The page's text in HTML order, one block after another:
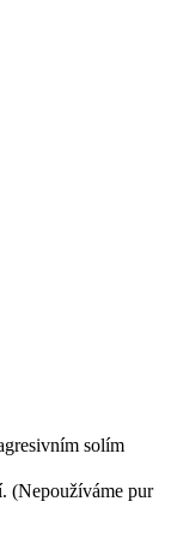
solím
(Nepoužíváme pur